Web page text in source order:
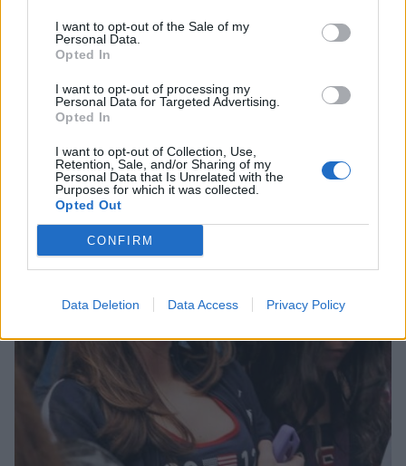
I want to opt-out of the Sale of my
Personal Data.
Opted In
I want to opt-out of processing my
Personal Data for Targeted Advertising.
Opted In
I want to opt-out of Collection, Use,
Retention, Sale, and/or Sharing of my
Personal Data that Is Unrelated with the
Purposes for which it was collected.
Opted Out
CONFIRM
Data Deletion Data Access Privacy Policy
Viihdeuutiset
17.10.2014, 9:00
Voimistelun 18-vuotias
olympiamitalisti treenasi
puistossa